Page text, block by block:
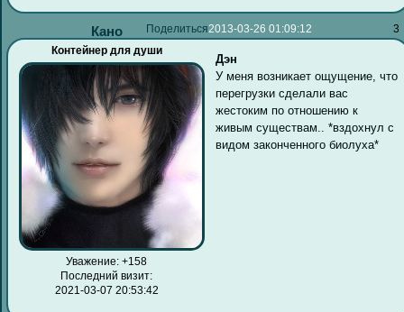
Поделиться 3
2013-03-26 01:09:12
Кано
Контейнер для души
Уважение: +158
Последний визит:
2021-03-07 20:53:42
Дэн
У меня возникает ощущение, что
перегрузки сделали вас
жестоким по отношению к
живым существам.. *вздохнул с
видом законченного биолуха*